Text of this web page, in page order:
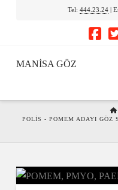
Tel: 444.23.24|
MANİSA GÖZ
POLIS - POMEM ADAYI GÖZ